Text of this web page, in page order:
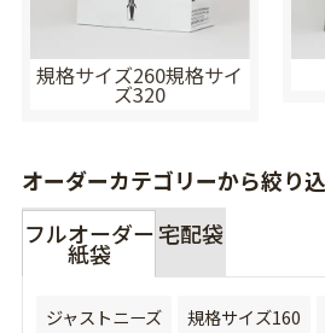
規格サイズ260規格サイ
ズ320
オーダーカテゴリーから絞り
フルオーダー
紙袋
宅配袋
ジャストニーズ 規格サイズ160